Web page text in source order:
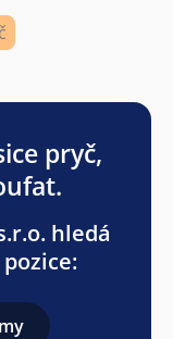
pryč,
hledá